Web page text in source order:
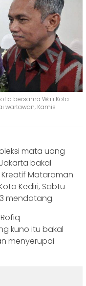
bersama Wali Kota
wartawan, Kamis
mata uang
bakal
Mataraman
Kediri, Sabtu-
mendatang.
kuno itu bakal
menyerupai